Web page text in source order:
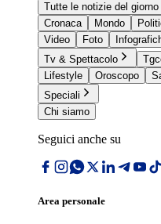
Tutte le notizie del giorno
Cronaca
Mondo
Video
Foto
Tv & Spettacolo
Lifestyle
Oroscopo
Speciali
Chi siamo
Seguici anche su
Area personale